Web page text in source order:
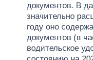
документов. В
значительно
году оно
документов (в
водительское